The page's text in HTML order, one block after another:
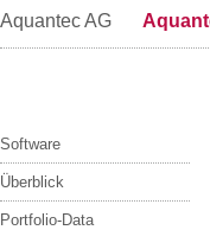
Aquantec AG
Software
Überblick
Portfolio-Data